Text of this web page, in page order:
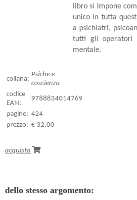
libro si impone
unico in tutta
a psichiatri,
tutti gli operatori
mentale.
collana:
Psiche e
coscienza
codice
EAN:
9788834014769
pagine: 424
prezzo: € 32,00
acquista
dello stesso argomento: